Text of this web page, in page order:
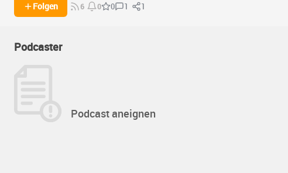
Folgen 6 0 0 1 1
Podcaster
Podcast aneignen